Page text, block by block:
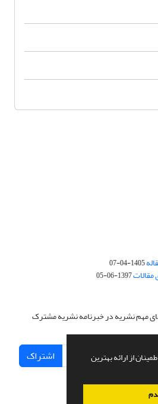
از ارائه بهترین
1405-04-07
مقالات1397-06-05
مهم نشریه در خبرنامه نشریه مشترک
اشتراک